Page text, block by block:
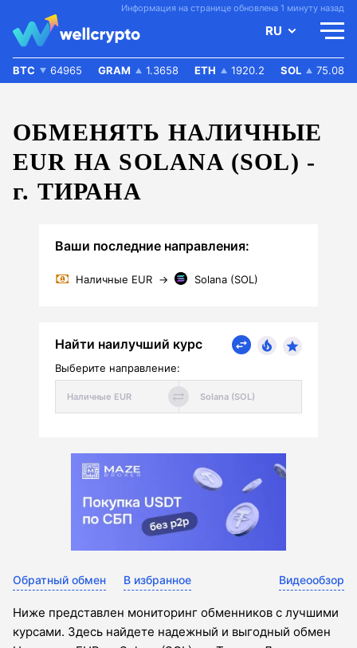
Информация на странице обновлена 1 минуту назад
RU
BTC 64965 GRAM 1.3658 ETH 1920.2 SOL 75.08
ОБМЕНЯТЬ НАЛИЧНЫЕ
EUR НА SOLANA (SOL) -
г. ТИРАНА
Ваши последние направления:
Наличные EUR → Solana (SOL)
Найти наилучший курс
Выберите направление:
Обратный обмен В избранное Видеообзор
Ниже представлен мониторинг обменников с лучшими
курсами. Здесь найдете надежный и выгодный обмен